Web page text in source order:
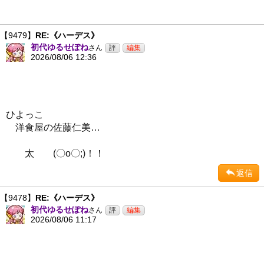
【9479】 RE:《ハーデス》
初代ゆるせぽねさん
2026/08/06 12:36
ひよっこ
洋食屋の佐藤仁美…
太 (〇o〇;)！！
返信
【9478】 RE:《ハーデス》
初代ゆるせぽねさん
2026/08/06 11:17